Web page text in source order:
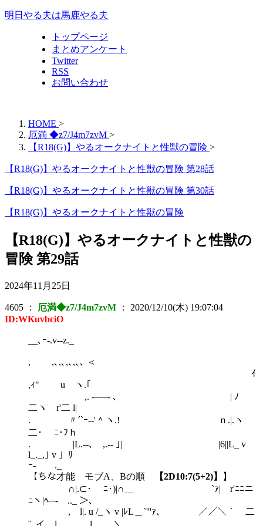
明日やる夫は馬鹿やる夫
トップページ
まとめアンケート
Twitter
RSS
お問い合わせ
HOME >
厄満 ◆z7/J4m7zvM >
【R18(G)】やるオークナイトと性獣の冒険 >
【R18(G)】やるオークナイトと性獣の冒険 第28話
【R18(G)】やるオークナイトと性獣の冒険 第30話
【R18(G)】やるオークナイトと性獣の冒険
【R18(G)】やるオークナイトと性獣の
冒険 第29話
2024年11月25日
4605 ： 厄満◆z7/J4m7zvM ： 2020/12/10(木) 19:07:04
ID:WKuvbciO
__､ｰ-.v-‐z._
,ゝ ,､,､,､,､､ ＜
ｲ
,ｨ" u ヽ.｢
,. -──- ､ | ﾉ
二ヽ r'二 l|
. 〃´`ｰ-‐'＾ヽ.! ｎ.|.ヽ
二･ ﾆ･ﾌｈ
. |L.‐-､ ,.-‐ ｣| |6||L_ v
l_._,｣ v 」ﾘ
ｰ- ._
【ちな才能 モブA、Bの順
【2D10:7(5+2)】
】
∩|.⊂･ ﾆ･)|∩＿ `ｧ| r'ﾆﾆニ
ﾆヽ|ﾍ─- .._ ＞､
,ゞl|. u /_ヽ v |ﾚL＿`'''ｧ､ ／／＼｀￣二
¨,.イ l l ＼